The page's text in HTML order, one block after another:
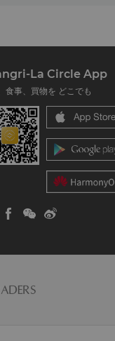
La Circle App
食事、買物を どこでも